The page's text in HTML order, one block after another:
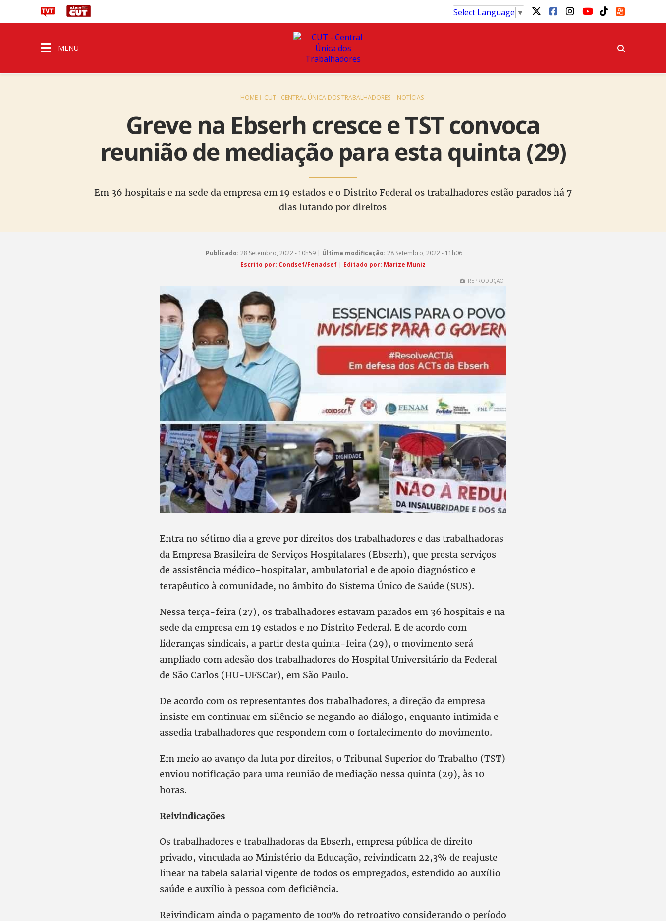
Select Language ▼
MENU
HOME CUT - CENTRAL ÚNICA DOS TRABALHADORES NOTÍCIAS
Greve na Ebserh cresce e TST convoca
reunião de mediação para esta quinta (29)
Em 36 hospitais e na sede da empresa em 19 estados e o Distrito Federal os trabalhadores estão parados há 7
dias lutando por direitos
Publicado: 28 Setembro, 2022 - 10h59 | Última modificação: 28 Setembro, 2022 - 11h06
Escrito por: Condsef/Fenadsef | Editado por: Marize Muniz
REPRODUÇÃO
Entra no sétimo dia a greve por direitos dos trabalhadores e das trabalhadoras
da Empresa Brasileira de Serviços Hospitalares (Ebserh), que presta serviços
de assistência médico-hospitalar, ambulatorial e de apoio diagnóstico e
terapêutico à comunidade, no âmbito do Sistema Único de Saúde (SUS).
Nessa terça-feira (27), os trabalhadores estavam parados em 36 hospitais e na
sede da empresa em 19 estados e no Distrito Federal. E de acordo com
lideranças sindicais, a partir desta quinta-feira (29), o movimento será
ampliado com adesão dos trabalhadores do Hospital Universitário da Federal
de São Carlos (HU-UFSCar), em São Paulo.
De acordo com os representantes dos trabalhadores, a direção da empresa
insiste em continuar em silêncio se negando ao diálogo, enquanto intimida e
assedia trabalhadores que respondem com o fortalecimento do movimento.
Em meio ao avanço da luta por direitos, o Tribunal Superior do Trabalho (TST)
enviou notificação para uma reunião de mediação nessa quinta (29), às 10
horas.
Reivindicações
Os trabalhadores e trabalhadoras da Ebserh, empresa pública de direito
privado, vinculada ao Ministério da Educação, reivindicam 22,3% de reajuste
linear na tabela salarial vigente de todos os empregados, estendido ao auxílio
saúde e auxílio à pessoa com deficiência.
Reivindicam ainda o pagamento de 100% do retroativo considerando o período